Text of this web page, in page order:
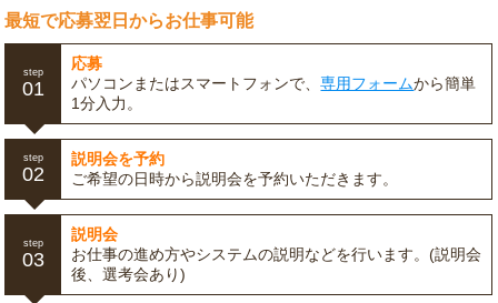
最短で応募翌日からお仕事可能
step
01
応募
パソコンまたはスマートフォンで、専用フォームから簡単
1分入力。
step
02
説明会を予約
ご希望の日時から説明会を予約いただきます。
step
03
説明会
お仕事の進め方やシステムの説明などを行います。(説明会
後、選考会あり)